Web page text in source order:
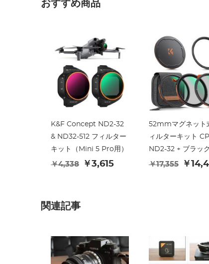
おすすめ商品
K&F Concept ND2-32
& ND32-512 フィルター
キット（Mini 5 Pro用）
￥4,338 ￥3,615
52mmマグネット
ィルターキット
ND2-32 + ブラッ
ト1/4フィルターセ
￥17,355 ￥
関連記事